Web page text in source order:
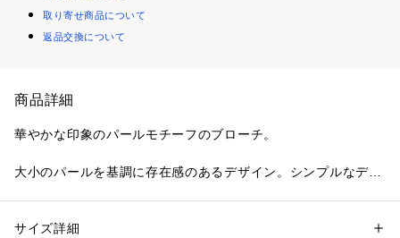
取り寄せ商品について
返品交換について
商品詳細
華やかな印象のパールモチーフのブローチ。
大小のパールを基調に存在感のあるデザイン。シンプルなデザ
性別：レディース
サイズ詳細